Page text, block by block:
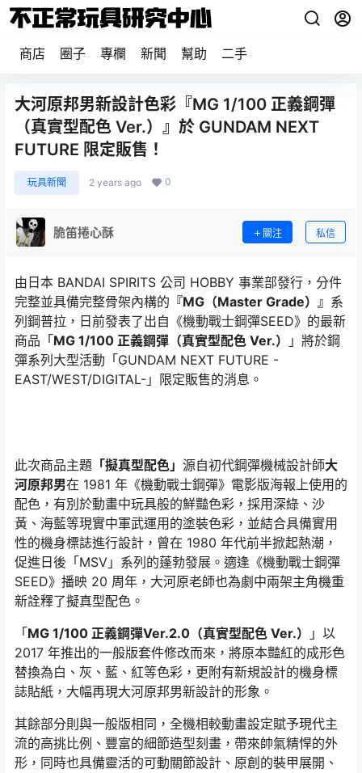
商店 圈子 專欄 新聞 幫助 二手
大河原邦男新設計色彩『MG 1/100 正義鋼彈
（真實型配色 Ver.）』於 GUNDAM NEXT
FUTURE 限定販售！
玩具新聞 2 years ago 0
脆笛捲心酥 關注 私信
由日本 BANDAI SPIRITS 公司 HOBBY 事業部發行，分件
完整並具備完整骨架內構的 『MG（Master Grade）』 系
列鋼普拉，日前發表了出自《機動戰士鋼彈SEED》的最新
商品「MG 1/100 正義鋼彈（真實型配色 Ver.）
」將於鋼
彈系列大型活動「GUNDAM NEXT FUTURE -
EAST/WEST/DIGITAL-」限定販售的消息。
此次商品主題 「擬真型配色」 源自初代鋼彈機械設計師大
河原邦男在 1981 年《機動戰士鋼彈》電影版海報上使用的
配色，有別於動畫中玩具般的鮮豔色彩，採用深綠、沙
黃、海藍等現實中軍武運用的塗裝色彩，並結合具備實用
性的機身標誌進行設計，曾在 1980 年代前半掀起熱潮，
促進日後「MSV」系列的蓬勃發展。適逢《機動戰士鋼彈
SEED》播映 20 周年，大河原老師也為劇中兩架主角機重
新詮釋了擬真型配色。
「MG 1/100 正義鋼彈Ver.2.0（真實型配色 Ver.）
」以
2017 年推出的一般版套件修改而來，將原本豔紅的成形色
替換為白、灰、藍、紅等色彩，更附有新規設計的機身標
誌貼紙，大幅再現大河原邦男新設計的形象。
其餘部分則與一般版相同，全機相較動畫設定賦予現代主
流的高挑比例、豐富的細節造型刻畫，帶來帥氣精悍的外
形，同時也具備靈活的可動關節設計、原創的裝甲展開、